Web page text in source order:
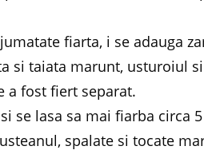
fiarta, i se adauga
si taiata marunt, usturoiul
a fost fiert separat.
se lasa sa mai fiarba circa
spalate si tocate